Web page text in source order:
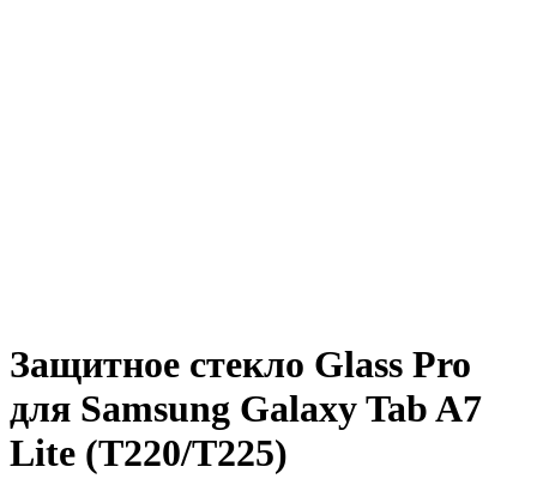
Защитное стекло Glass Pro
для Samsung Galaxy Tab A7
Lite (T220/T225)